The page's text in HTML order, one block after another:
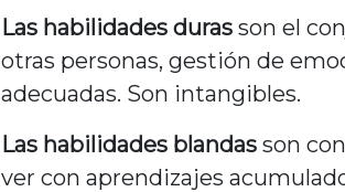
Las habilidades duras son el
otras personas, gestión de
adecuadas. Son intangibles.
Las habilidades blandas son
ver con aprendizajes